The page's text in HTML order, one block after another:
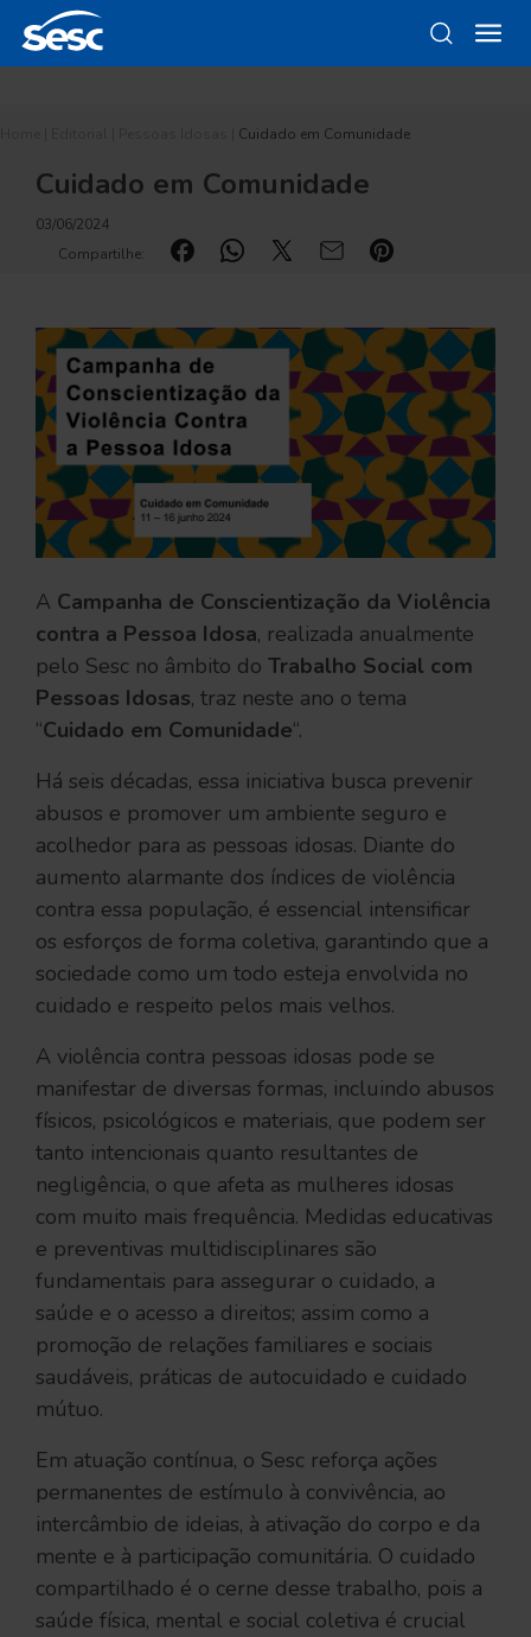
Cuidado em Comunidade
Cuidado em Comunidade
03/06/2024
Compartilhe:
A Campanha de Conscientização da Violência
contra a Pessoa Idosa, realizada anualmente
pelo Sesc no âmbito do Trabalho Social com
Pessoas Idosas, traz neste ano o tema
“Cuidado em Comunidade“.
Há seis décadas, essa iniciativa busca prevenir
abusos e promover um ambiente seguro e
acolhedor para as pessoas idosas. Diante do
aumento alarmante dos índices de violência
contra essa população, é essencial intensificar
os esforços de forma coletiva, garantindo que a
sociedade como um todo esteja envolvida no
cuidado e respeito pelos mais velhos.
A violência contra pessoas idosas pode se
manifestar de diversas formas, incluindo abusos
físicos, psicológicos e materiais, que podem ser
tanto intencionais quanto resultantes de
negligência, o que afeta as mulheres idosas
com muito mais frequência. Medidas educativas
e preventivas multidisciplinares são
fundamentais para assegurar o cuidado, a
saúde e o acesso a direitos; assim como a
promoção de relações familiares e sociais
saudáveis, práticas de autocuidado e cuidado
mútuo.
Em atuação contínua, o Sesc reforça ações
permanentes de estímulo à convivência, ao
intercâmbio de ideias, à ativação do corpo e da
mente e à participação comunitária. O cuidado
compartilhado é o cerne desse trabalho, pois a
saúde física, mental e social coletiva é crucial